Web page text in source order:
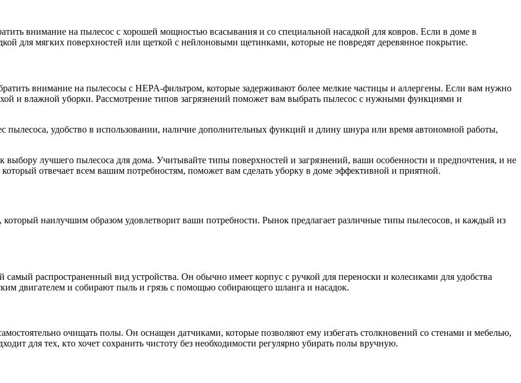
внимание на пылесос с хорошей мощностью всасывания и со специальной насадкой для ковров. Если в доме в
для мягких поверхностей или щеткой с нейлоновыми щетинками, которые не повредят деревянное покрытие.
внимание на пылесосы с HEPA-фильтром, которые задерживают более мелкие частицы и аллергены. Если вам нужно
и влажной уборки. Рассмотрение типов загрязнений поможет вам выбрать пылесос с нужными функциями и
пылесоса, удобство в использовании, наличие дополнительных функций и длину шнура или время автономной работы,
лучшего пылесоса для дома. Учитывайте типы поверхностей и загрязнений, ваши особенности и предпочтения, и не
отвечает всем вашим потребностям, поможет вам сделать уборку в доме эффективной и приятной.
наилучшим образом удовлетворит ваши потребности. Рынок предлагает различные типы пылесосов, и каждый из
распространенный вид устройства. Он обычно имеет корпус с ручкой для переноски и колесиками для удобства
двигателем и собирают пыль и грязь с помощью собирающего шланга и насадок.
очищать полы. Он оснащен датчиками, которые позволяют ему избегать столкновений со стенами и мебелью,
для тех, кто хочет сохранить чистоту без необходимости регулярно убирать полы вручную.